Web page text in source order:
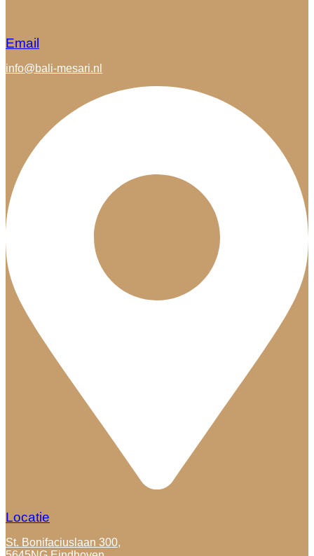
Email
info@bali-mesari.nl
Locatie
St. Bonifaciuslaan 300,